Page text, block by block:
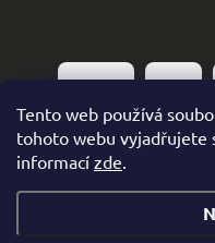
Tento web používá
tohoto webu vyjadřujete
informací zde.